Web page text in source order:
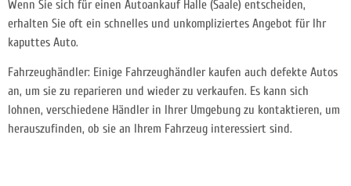
Wenn Sie sich für einen Autoankauf Halle (Saale) entscheiden,
erhalten Sie oft ein schnelles und unkompliziertes Angebot für Ihr
kaputtes Auto.
Fahrzeughändler: Einige Fahrzeughändler kaufen auch defekte Autos
an, um sie zu reparieren und wieder zu verkaufen. Es kann sich
lohnen, verschiedene Händler in Ihrer Umgebung zu kontaktieren, um
herauszufinden, ob sie an Ihrem Fahrzeug interessiert sind.